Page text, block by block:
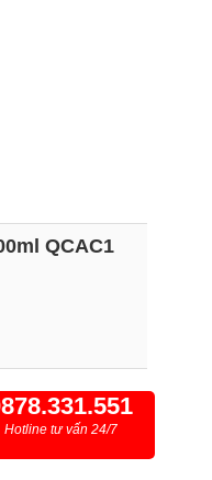
QCAC1
Hotline tư vấn 24/7